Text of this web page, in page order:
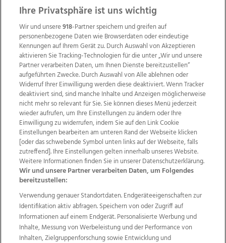
ZUR NACHRICHTENÜBERSICHT
Wir über uns Mediadaten Kontakt
Jobs
Datenschutz
Impressum
AGB Anzeigekunden
AGB Website
Ehrenkodex Politische Werbung
Weitere Angebote des Medienhauses Wimmer
TV1 di-mog-i.at OÖNow
Ischler Woche
Life Radio
OÖNachrichten
OÖN Immobilien
OÖN Karriere
OÖN Reise
Promenaden Galerien
Ihre Privatsphäre ist uns wichtig
Wir und unsere918-Partner speichern und greifen auf
personenbezogene Daten wie Browserdaten oder eindeutige
Kennungen auf Ihrem Gerät zu. Durch Auswahl von Akzeptieren
aktivieren Sie Tracking-Technologien für die unter „Wir und unsere
Partner verarbeiten Daten, um Ihnen Dienste bereitzustellen“
aufgeführten Zwecke. Durch Auswahl von Alle ablehnen oder
Widerruf Ihrer Einwilligung werden diese deaktiviert. Wenn Tracker
deaktiviert sind, sind manche Inhalte und Anzeigen möglicherweise
nicht mehr so relevant für Sie. Sie können dieses Menü jederzeit
wieder aufrufen, um Ihre Einstellungen zu ändern oder Ihre
Einwilligung zu widerrufen, indem Sie auf den Link Cookie
Einstellungen bearbeiten am unteren Rand der Webseite klicken
[oder das schwebende Symbol unten links auf der Webseite, falls
zutreffend]. Ihre Einstellungen gelten innerhalb unseres Website.
Weitere Informationen finden Sie in unserer Datenschutzerklärung.
Wir und unsere Partner verarbeiten Daten, um Folgendes
bereitzustellen:
Verwendung genauer Standortdaten. Endgeräteeigenschaften zur
Identifikation aktiv abfragen. Speichern von oder Zugriff auf
Informationen auf einem Endgerät. Personalisierte Werbung und
Inhalte, Messung von Werbeleistung und der Performance von
Inhalten, Zielgruppenforschung sowie Entwicklung und